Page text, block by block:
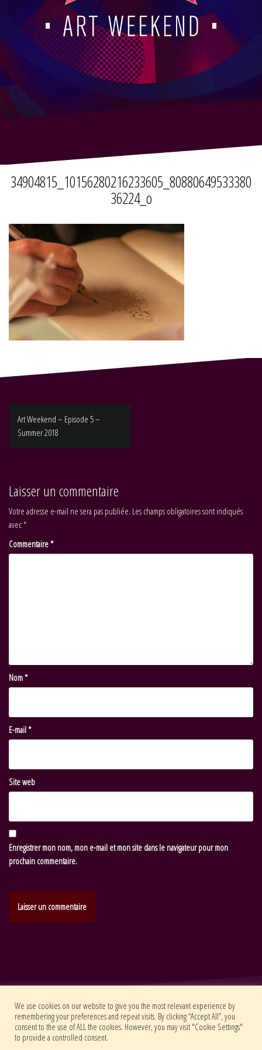
34904815_10156280216233605_80880649533380
36224_o
Navigation
de
l’article
Art Weekend – Episode 5 –
Summer 2018
Laisser un commentaire
Votre adresse e-mail ne sera pas publiée. Les champs obligatoires sont indiqués
avec*
Commentaire*
Nom*
E-mail*
Site web
Enregistrer mon nom, mon e-mail et mon site dans le navigateur pour mon
prochain commentaire.
Art Weekend Official Website - © Wardenlight Studio 2017 - 2018
Art Weekend Survival Guide
We use cookies on our website to give you the most relevant experience by
remembering your preferences and repeat visits. By clicking “Accept All”, you
consent to the use of ALL the cookies. However, you may visit "Cookie Settings"
to provide a controlled consent.